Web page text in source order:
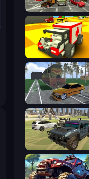
Evolution Factor
4x4 Offroader